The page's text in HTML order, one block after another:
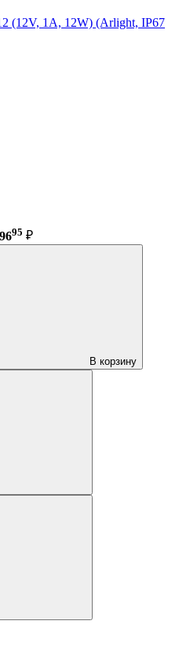
(12V, 1A, 12W) (Arlight, IP67
95 ₽
В корзину